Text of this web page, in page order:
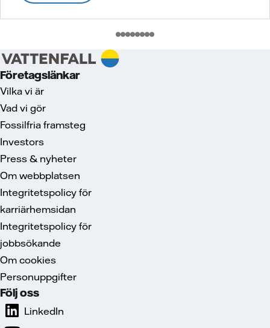
Företagslänkar
Vilka vi är
Vad vi gör
Fossilfria framsteg
Investors
Press & nyheter
Om webbplatsen
Integritetspolicy för
karriärhemsidan
Integritetspolicy för
jobbsökande
Om cookies
Personuppgifter
Följ oss
LinkedIn